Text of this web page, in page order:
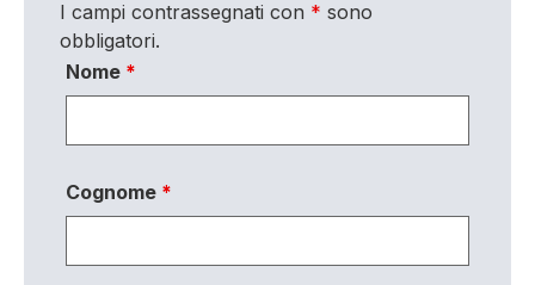
I campi contrassegnati con * sono
obbligatori.
Nome *
Cognome *